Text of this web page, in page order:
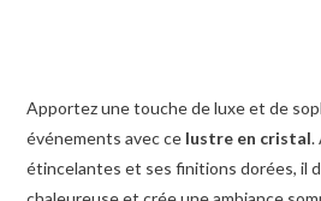
Apportez une touche de luxe et de
événements avec ce lustre en cristal.
étincelantes et ses finitions dorées, il